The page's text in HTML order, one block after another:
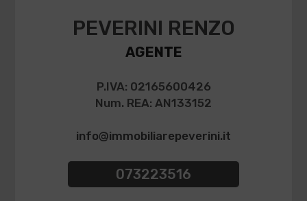
PEVERINI RENZO
AGENTE
P.IVA: 02165600426
Num. REA: AN133152
info@immobiliarepeverini.it
073223516